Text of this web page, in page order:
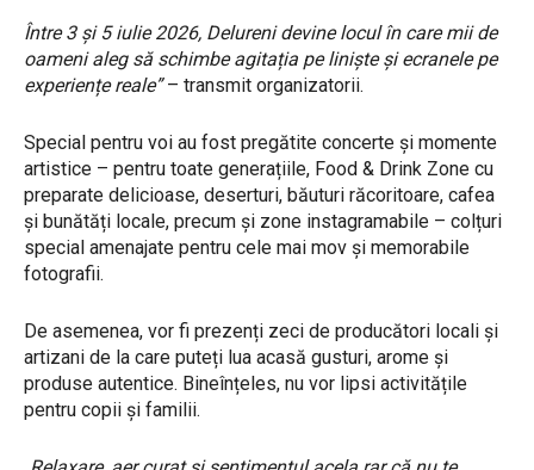
Între 3 și 5 iulie 2026, Delureni devine locul în care mii de
oameni aleg să schimbe agitația pe liniște și ecranele pe
experiențe reale”– transmit organizatorii.
Special pentru voi au fost pregătite concerte și momente
artistice – pentru toate generațiile, Food & Drink Zone cu
preparate delicioase, deserturi, băuturi răcoritoare, cafea
și bunătăți locale, precum și zone instagramabile – colțuri
special amenajate pentru cele mai mov și memorabile
fotografii.
De asemenea, vor fi prezenți zeci de producători locali și
artizani de la care puteți lua acasă gusturi, arome și
produse autentice. Bineînțeles, nu vor lipsi activitățile
pentru copii și familii.